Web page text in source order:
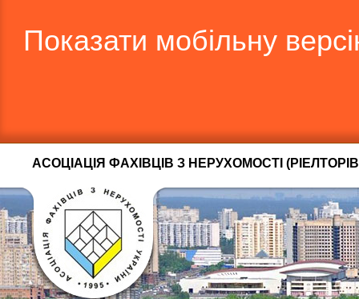
Показати мобільну
АСОЦІАЦІЯ ФАХІВЦІВ З НЕРУХОМОСТІ